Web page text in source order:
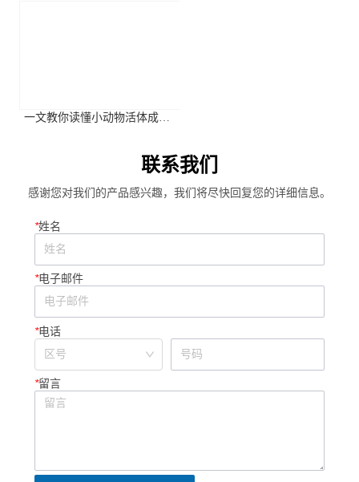
一文教你读懂小动物活体成像
联系我们
感谢您对我们的产品感兴趣，我们将尽快回复您的详细信息。
*姓名
*电子邮件
*电话
*留言